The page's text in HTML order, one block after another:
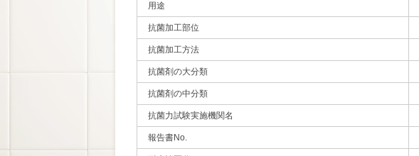
用途
抗菌加工部位
抗菌加工方法
抗菌剤の大分類
抗菌剤の中分類
抗菌力試験実施機関名
報告書No.